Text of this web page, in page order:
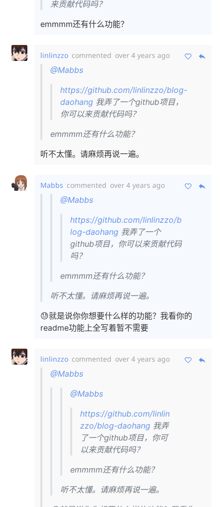
来贡献代码吗？
emmmm还有什么功能？
linlinzzo commented over 4 years ago
@Mabbs
https://github.com/linlinzzo/blog-
daohang 我弄了一个github项目，
你可以来贡献代码吗？
emmmm还有什么功能？
听不太懂。请麻烦再说一遍。
Mabbs commented over 4 years ago
@Mabbs
https://github.com/linlinzzo/b
log-daohang 我弄了一个
github项目，你可以来贡献代码
吗？
emmmm还有什么功能？
听不太懂。请麻烦再说一遍。
😓就是说你你想要什么样的功能？我看你的
readme功能上全写着暂不需要
linlinzzo commented over 4 years ago
@Mabbs
@Mabbs
https://github.com/linlin
zzo/blog-daohang 我弄
了一个github项目，你可
以来贡献代码吗？
emmmm还有什么功能？
听不太懂。请麻烦再说一遍。